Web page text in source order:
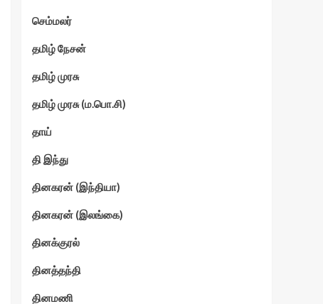
செம்மலர்
தமிழ் நேசன்
தமிழ் முரசு
தமிழ் முரசு (ம.பொ.சி)
தாய்
தி இந்து
தினகரன் (இந்தியா)
தினகரன் (இலங்கை)
தினக்குரல்
தினத்தந்தி
தினமணி